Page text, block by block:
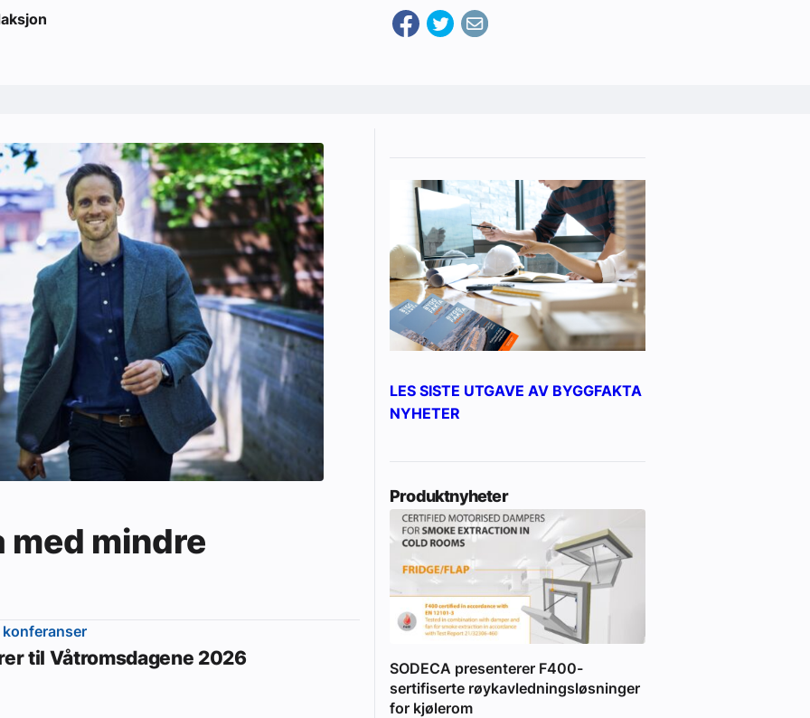
med mindre
til Våtromsdagene 2026
LES SISTE UTGAVE AV BYGGFAKTA
NYHETER
Produktnyheter
SODECA presenterer F400-
sertifiserte røykavledningsløsninger
for kjølerom